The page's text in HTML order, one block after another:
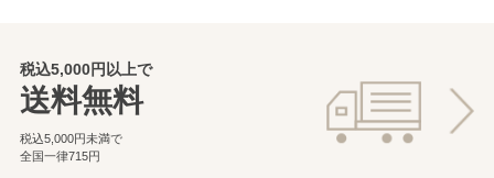
税込5,000円以上で
送料無料
税込5,000円未満で
全国一律715円